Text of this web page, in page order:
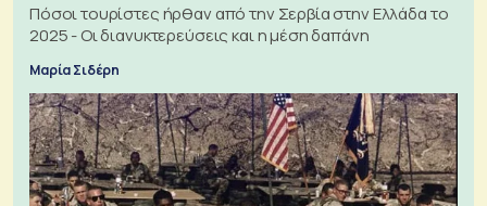
Πόσοι τουρίστες ήρθαν από την Σερβία στην Ελλάδα το
2025 - Οι διανυκτερεύσεις και η μέση δαπάνη
Μαρία Σιδέρη